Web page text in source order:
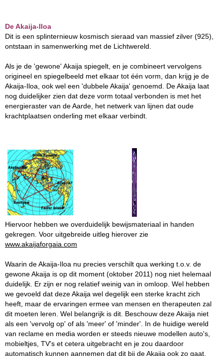
De Akaija-Iloa
Dit is een splinternieuw kosmisch sieraad van massief zilver (925),
ontstaan in samenwerking met de Lichtwereld.
Als je de 'gewone' Akaija spiegelt, en je combineert vervolgens
origineel en spiegelbeeld met elkaar tot één vorm, dan krijg je de
Akaija-Iloa, ook wel een 'dubbele Akaija' genoemd. De Akaija laat
nog duidelijker zien dat deze vorm totaal verbonden is met het
energieraster van de Aarde, het netwerk van lijnen dat oude
krachtplaatsen onderling met elkaar verbindt.
Hiervoor hebben we overduidelijk bewijsmateriaal in handen
gekregen. Voor uitgebreide uitleg hierover zie
www.akaijaforgaia.com
Waarin de Akaija-Iloa nu precies verschilt qua werking t.o.v. de
gewone Akaija is op dit moment (oktober 2011) nog niet helemaal
duidelijk. Er zijn er nog relatief weinig van in omloop. Wel hebben
we gevoeld dat deze Akaija wel degelijk een sterke kracht zich
heeft, maar de ervaringen ermee van mensen en therapeuten zal
dit moeten leren. Wel belangrijk is dit. Beschouw deze Akaija niet
als een 'vervolg op' of als 'meer' of 'minder'. In de huidige wereld
van reclame en media worden er steeds nieuwe modellen auto's,
mobieltjes, TV's et cetera uitgebracht en je zou daardoor
automatisch kunnen aannemen dat dit bij de Akaija ook zo gaat.